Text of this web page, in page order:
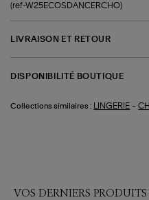
(ref-W25ECOSDANCERCHO)
LIVRAISON ET RETOUR
DISPONIBILITÉ BOUTIQUE
Collections similaires : LINGERIE -
VOS DERNIERS PRODUITS